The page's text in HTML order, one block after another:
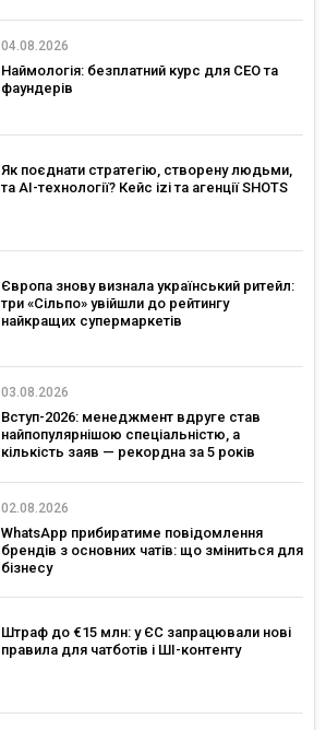
04.08.2026
Наймологія: безплатний курс для CEO та
фаундерів
Як поєднати стратегію, створену людьми,
та AI-технології? Кейс izi та агенції SHOTS
Європа знову визнала український ритейл:
три «Сільпо» увійшли до рейтингу
найкращих супермаркетів
03.08.2026
Вступ-2026: менеджмент вдруге став
найпопулярнішою спеціальністю, а
кількість заяв — рекордна за 5 років
02.08.2026
WhatsApp прибиратиме повідомлення
брендів з основних чатів: що зміниться для
бізнесу
Штраф до €15 млн: у ЄС запрацювали нові
правила для чатботів і ШІ-контенту